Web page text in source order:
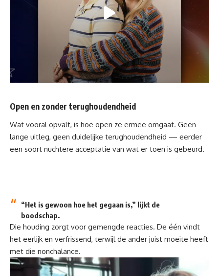
Open en zonder terughoudendheid
Wat vooral opvalt, is hoe open ze ermee omgaat. Geen
lange uitleg, geen duidelijke terughoudendheid — eerder
een soort nuchtere acceptatie van wat er toen is gebeurd.
“Het is gewoon hoe het gegaan is,” lijkt de
boodschap.
Die houding zorgt voor gemengde reacties. De één vindt
het eerlijk en verfrissend, terwijl de ander juist moeite heeft
met die nonchalance.